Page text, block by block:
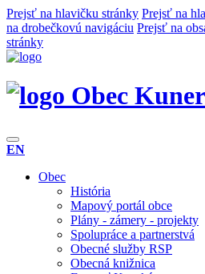
Prejsť na hlavičku stránky Prejsť na
na drobečkovú navigáciu Prejsť na
stránky
Obec
EN
Obec
História
Mapový portál obce
Plány - zámery - projekty
Spolupráce a partnerstvá
Obecné služby RSP
Obecná knižnica